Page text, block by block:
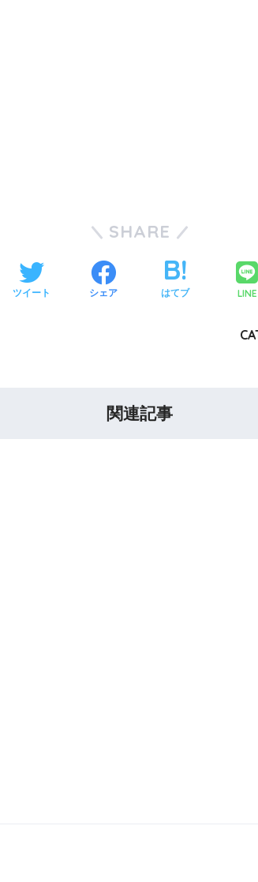
SHARE
ツイート シェア はてブ LINE
関連記事